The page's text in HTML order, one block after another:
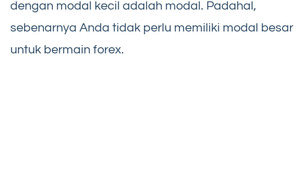
dengan modal kecil adalah modal. Padahal,
sebenarnya Anda tidak perlu memiliki modal besar
untuk bermain forex.